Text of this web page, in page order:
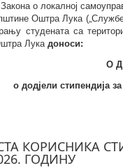
о локалној
Оштра Лука
студената са
Лука доноси:
O
о додјели стипендија
КОРИСНИКА
ГОДИНУ